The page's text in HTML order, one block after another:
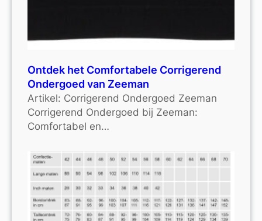
Ontdek het Comfortabele Corrigerend
Ondergoed van Zeeman
Artikel: Corrigerend Ondergoed Zeeman
Corrigerend Ondergoed bij Zeeman:
Comfortabel en…